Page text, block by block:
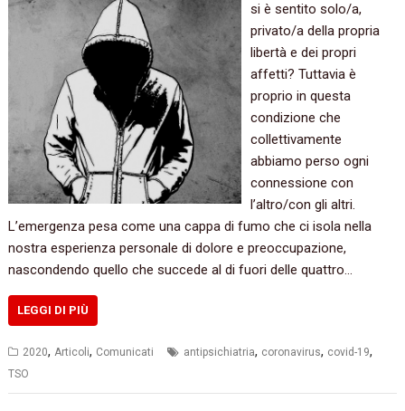
si è sentito solo/a,
privato/a della propria
libertà e dei propri
affetti? Tuttavia è
proprio in questa
condizione che
collettivamente
abbiamo perso ogni
connessione con
l’altro/con gli altri.
L’emergenza pesa come una cappa di fumo che ci isola nella
nostra esperienza personale di dolore e preoccupazione,
nascondendo quello che succede al di fuori delle quattro…
LEGGI DI PIÙ
2020,Articoli, Comunicati antipsichiatria, coronavirus, covid-19,
TSO